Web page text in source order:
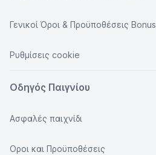
Γενικοί Όροι & Προϋποθέσεις Bonus
Ρυθμίσεις cookie
Οδηγός Παιγνίου
Ασφαλές παιχνίδι
Οροι και Προϋποθέσεις